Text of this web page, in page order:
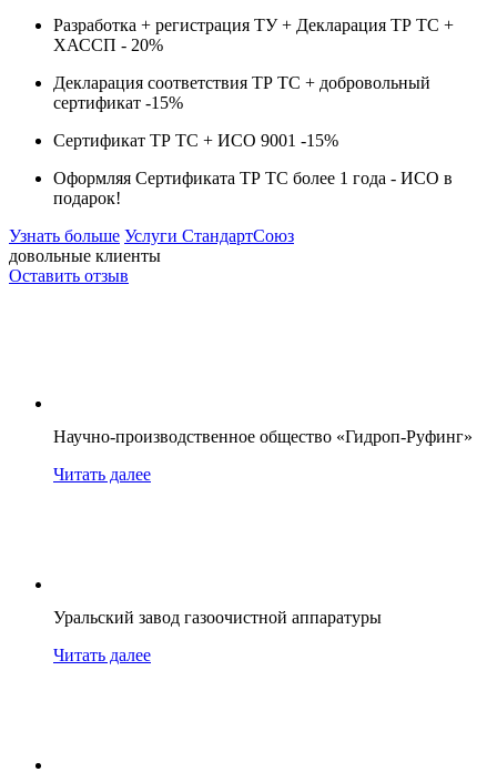
Разработка + регистрация ТУ + Декларация ТР ТС +
ХАССП - 20%
Декларация соответствия ТР ТС + добровольный
сертификат -15%
Сертификат ТР ТС + ИСО 9001 -15%
Оформляя Сертификата ТР ТС более 1 года - ИСО в
подарок!
Узнать больше Услуги СтандартСоюз
довольные клиенты
Оставить отзыв
Научно-производственное общество «Гидроп-Руфинг»
Читать далее
Уральский завод газоочистной аппаратуры
Читать далее